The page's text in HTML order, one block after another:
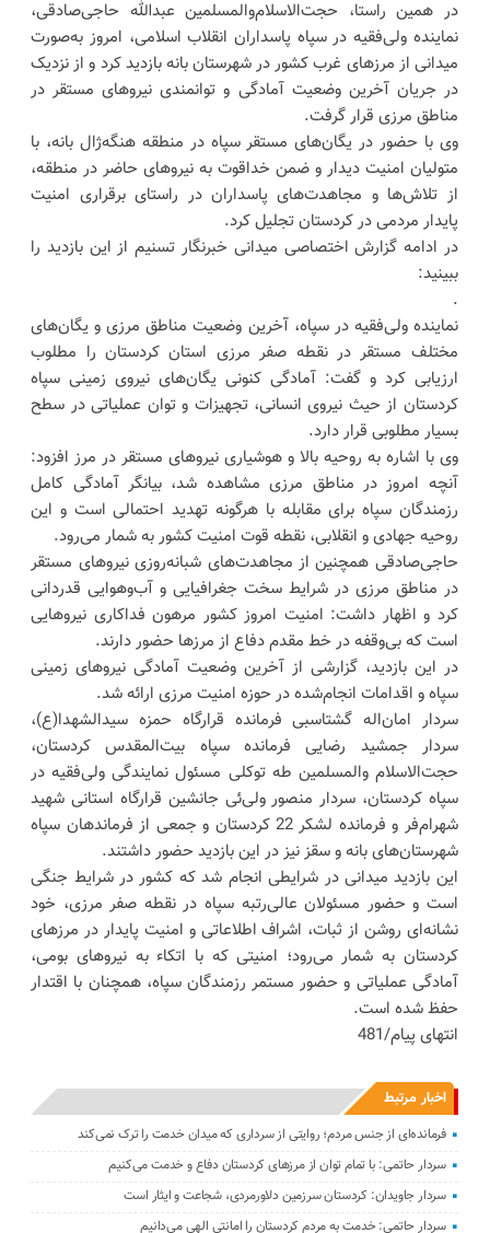
در همین راستا، حجت‌الاسلام‌والمسلمین عبدالله حاجی‌صادقی،
نماینده ولی‌فقیه در سپاه پاسداران انقلاب اسلامی، امروز به‌صورت
میدانی از مرزهای غرب کشور در شهرستان بانه بازدید کرد و از نزدیک
در جریان آخرین وضعیت آمادگی و توانمندی نیروهای مستقر در
مناطق مرزی قرار گرفت.
وی با حضور در یگان‌های مستقر سپاه در منطقه هنگه‌ژال بانه، با
متولیان امنیت دیدار و ضمن خداقوت به نیروهای حاضر در منطقه،
از تلاش‌ها و مجاهدت‌های پاسداران در راستای برقراری امنیت
پایدار مردمی در کردستان تجلیل کرد.
در ادامه گزارش اختصاصی میدانی خبرنگار تسنیم از این بازدید را
ببینید:
.
نماینده ولی‌فقیه در سپاه، آخرین وضعیت مناطق مرزی و یگان‌های
مختلف مستقر در نقطه صفر مرزی استان کردستان را مطلوب
ارزیابی کرد و گفت: آمادگی کنونی یگان‌های نیروی زمینی سپاه
کردستان از حیث نیروی انسانی، تجهیزات و توان عملیاتی در سطح
بسیار مطلوبی قرار دارد.
وی با اشاره به روحیه بالا و هوشیاری نیروهای مستقر در مرز افزود:
آنچه امروز در مناطق مرزی مشاهده شد، بیانگر آمادگی کامل
رزمندگان سپاه برای مقابله با هرگونه تهدید احتمالی است و این
روحیه جهادی و انقلابی، نقطه قوت امنیت کشور به شمار می‌رود.
حاجی‌صادقی همچنین از مجاهدت‌های شبانه‌روزی نیروهای مستقر
در مناطق مرزی در شرایط سخت جغرافیایی و آب‌وهوایی قدردانی
کرد و اظهار داشت: امنیت امروز کشور مرهون فداکاری نیروهایی
است که بی‌وقفه در خط مقدم دفاع از مرزها حضور دارند.
در این بازدید، گزارشی از آخرین وضعیت آمادگی نیروهای زمینی
سپاه و اقدامات انجام‌شده در حوزه امنیت مرزی ارائه شد.
سردار امان‌اله گشتاسبی فرمانده قرارگاه حمزه سیدالشهدا(ع)،
سردار جمشید رضایی فرمانده سپاه بیت‌المقدس کردستان،
حجت‌الاسلام والمسلمین طه توکلی مسئول نمایندگی ولی‌فقیه در
سپاه کردستان، سردار منصور ولی‌ئی جانشین قرارگاه استانی شهید
شهرام‌فر و فرمانده لشکر 22 کردستان و جمعی از فرماندهان سپاه
شهرستان‌های بانه و سقز نیز در این بازدید حضور داشتند.
این بازدید میدانی در شرایطی انجام شد که کشور در شرایط جنگی
است و حضور مسئولان عالی‌رتبه سپاه در نقطه صفر مرزی، خود
نشانه‌ای روشن از ثبات، اشراف اطلاعاتی و امنیت پایدار در مرزهای
کردستان به شمار می‌رود؛ امنیتی که با اتکاء به نیروهای بومی،
آمادگی عملیاتی و حضور مستمر رزمندگان سپاه، همچنان با اقتدار
حفظ شده است.
انتهای پیام/481
اخبار مرتبط
فرمانده‌ای از جنس مردم؛ روایتی از سرداری که میدان خدمت را ترک نمی‌کند
سردار حاتمی: با تمام توان از مرزهای کردستان دفاع و خدمت می‌کنیم
سردار جاویدان: کردستان سرزمین دلاورمردی، شجاعت و ایثار است
سردار حاتمی: خدمت به مردم کردستان را امانتی الهی می‌دانیم